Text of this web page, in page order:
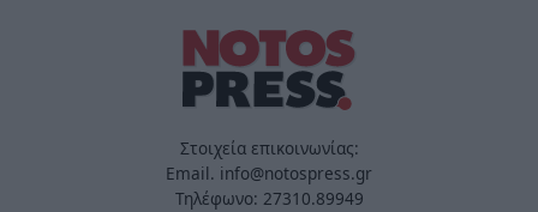
Στοιχεία επικοινωνίας:
Email. info@notospress.gr
Τηλέφωνο: 27310.89949